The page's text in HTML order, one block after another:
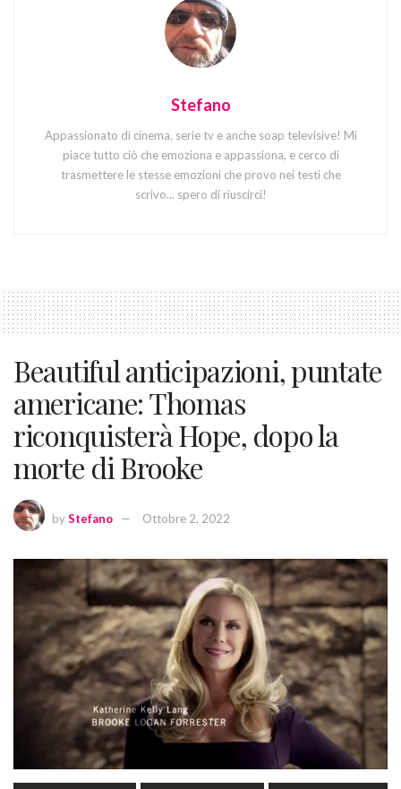
Stefano
Appassionato di cinema, serie tv e anche soap televisive! Mi
piace tutto ciò che emoziona e appassiona, e cerco di
trasmettere le stesse emozioni che provo nei testi che
scrivo... spero di riuscirci!
Beautiful anticipazioni, puntate
americane: Thomas
riconquisterà Hope, dopo la
morte di Brooke
byStefano Ottobre 2, 2022